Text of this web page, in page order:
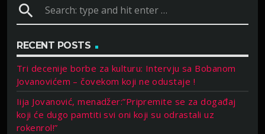
search
RECENT POSTS
Tri decenije borbe za kulturu: Intervju sa Bobanom
Jovanovićem – čovekom koji ne odustaje !
Iija Jovanović, menadžer:”Pripremite se za događaj
koji će dugo pamtiti svi oni koji su odrastali uz
rokenrol!”